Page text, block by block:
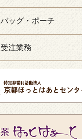
バッグ・ポーチ
受注業務